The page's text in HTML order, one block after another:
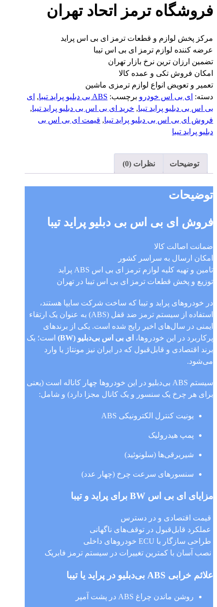
فروشگاه ترمز اتحاد تهران
مرکز پخش لوازم و قطعات ترمز ای بی اس پراید
عرضه کننده لوازم ترمز ای بی اس تیبا
تضمین ارزان ترین نرخ بازار تهران
امکان فروش تکی و عمده کالا
تعمیر و تعویض انواع لوازم ترمزی ماشین
دسته: ای بی اس خودرو برچسب: ABS بی دبلیو پراید تیبا , ای
بی اس بی دبلیو پراید تیبا, خرید ای بی اس بی دبلیو پراید تیبا,
فروش ای بی اس بی دبلیو پراید تیبا, قیمت ای بی اس بی
دبلیو پراید تیبا
توضیحات نظرات (0)
توضیحات
فروش ای بی اس بی دبلیو پراید تیبا
ضمانت اصالت کالا
امکان ارسال به سراسر کشور
تامین و تهیه کلیه لوازم ترمز ای بی اس ABS پراید
توزیع و پخش قطعات ترمز ای بی اس تیبا در تهران
در خودروهای پراید و تیبا که ساخت شرکت سایپا هستند،
استفاده از سیستم ترمز ضد قفل (ABS) به عنوان یک ارتقاء
ایمنی در سال‌های اخیر رایج شده است. یکی از برندهای
پرکاربرد در این خودروها، ای بی اس بی‌دبلیو (BW)
است؛ یک
برند اقتصادی و قابل‌قبول که در ایران نیز مونتاژ یا وارد
می‌شود.
سیستم ABS بی‌دبلیو در این خودروها چهار کاناله است (یعنی
برای هر چرخ یک سنسور و یک کانال مجزا دارد) و شامل:
یونیت کنترل الکترونیکی ABS
پمپ هیدرولیک
شیربرقی‌ها (سلونوئید)
سنسورهای سرعت چرخ (چهار عدد)
مزایای ای بی اس BW برای پراید و تیبا
قیمت اقتصادی و در دسترس
عملکرد قابل‌قبول در توقف‌های ناگهانی
طراحی سازگار با ECU خودروهای داخلی
نصب آسان با کمترین تغییرات در سیستم ترمز فابریک
علائم خرابی ABS بی‌دبلیو در پراید یا تیبا
روشن ماندن چراغ ABS در پشت آمپر